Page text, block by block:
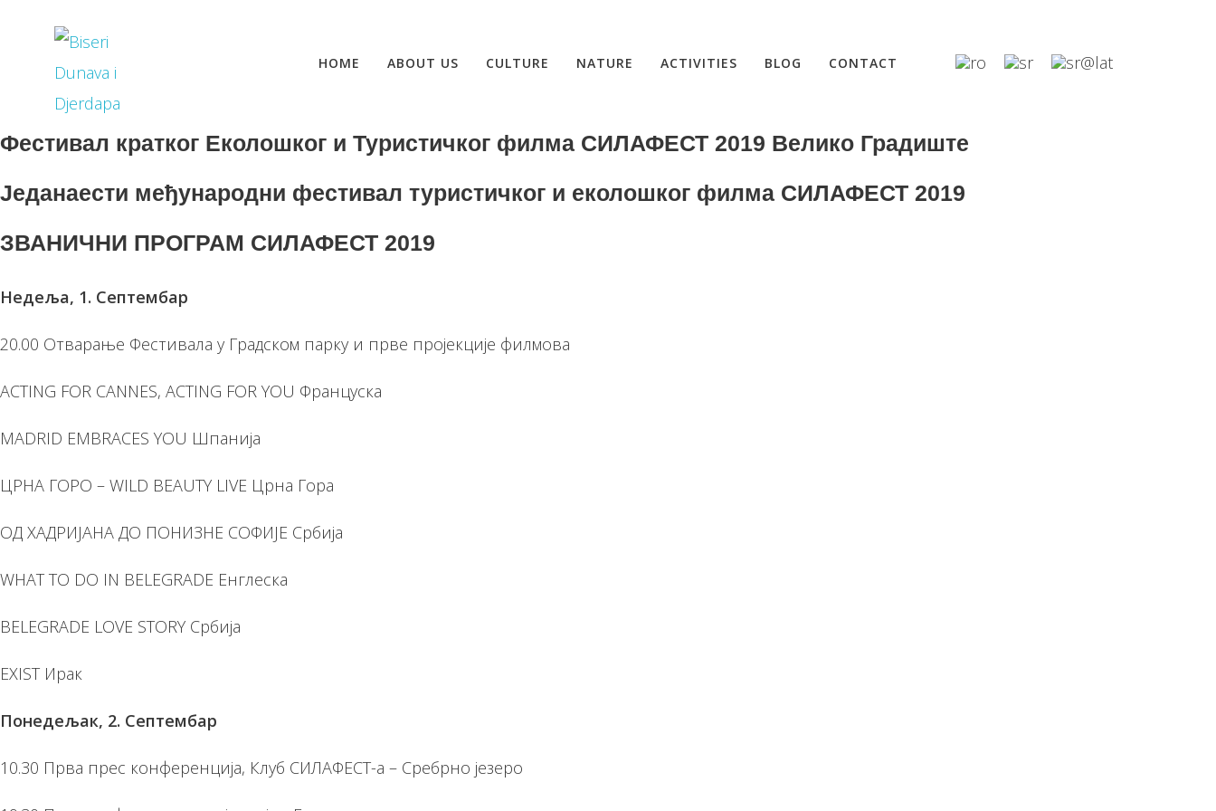
HOME ABOUT US CULTURE NATURE ACTIVITIES BLOG CONTACT
Фестивал кратког Еколошког и Туристичког филма СИЛАФЕСТ 2019 Велико Градиште
Једанаести међународни фестивал туристичког и еколошког филма СИЛАФЕСТ 2019
ЗВАНИЧНИ ПРОГРАМ СИЛАФЕСТ 2019
Недеља, 1. Септембар
20.00 Отварање Фестивала у Градском парку и прве пројекције филмова
ACTING FOR CANNES, ACTING FOR YOU Француска
MADRID EMBRACES YOU Шпанија
ЦРНА ГОРО – WILD BEAUTY LIVE Црна Гора
ОД ХАДРИЈАНА ДО ПОНИЗНЕ СОФИЈЕ Србија
WHAT TO DO IN BELEGRADE Енглеска
BELEGRADE LOVE STORY Србија
EXIST Ирак
Понедељак, 2. Септембар
10.30 Прва прес конференција, Клуб СИЛАФЕСТ-а – Сребрно језеро